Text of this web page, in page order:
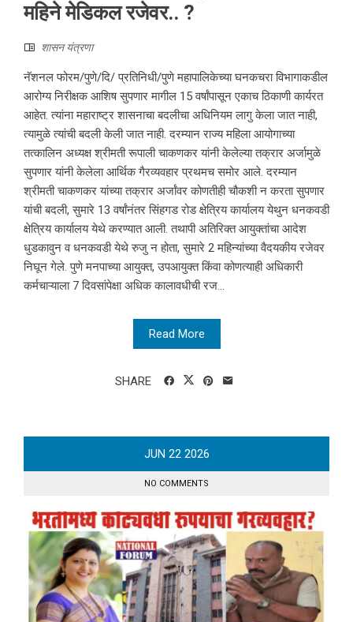
महिने मेडिकल रजेवर.. ?
शासन यंत्रणा
नॅशनल फोरम/पुणे/दि/ प्रतिनिधी/पुणे महापालिकेच्या घनकचरा विभागाकडील
आरोग्य निरीक्षक आशिष सुपणार मागील 15 वर्षांपासून एकाच ठिकाणी कार्यरत
आहेत. त्यांना महाराष्ट्र शासनाचा बदलीचा अधिनियम लागु केला जात नाही,
त्यामुळे त्यांची बदली केली जात नाही. दरम्यान राज्य महिला आयोगाच्या
तत्कालिन अध्यक्ष श्रीमती रूपाली चाकणकर यांनी केलेल्या तक्रार अर्जामुळे
सुपणार यांनी केलेला आर्थिक गैरव्यवहार प्रथमच समोर आले. दरम्यान
श्रीमती चाकणकर यांच्या तक्रार अर्जांवर कोणतीही चौकशी न करता सुपणार
यांची बदली, सुमारे 13 वर्षांनंतर सिंहगड रोड क्षेत्रिय कार्यालय येथुन धनकवडी
क्षेत्रिय कार्यालय येथे करण्यात आली. तथापी अतिरिक्त आयुक्तांचा आदेश
धुडकावुन व धनकवडी येथे रुजु न होता, सुमारे 2 महिन्यांच्या वैदयकीय रजेवर
निघून गेले. पुणे मनपाच्या आयुक्त, उपआयुक्त किंवा कोणत्याही अधिकारी
कर्मचाऱ्याला 7 दिवसांपेक्षा अधिक कालावधीची रज...
Read More
SHARE
JUN 22 2026
NO COMMENTS